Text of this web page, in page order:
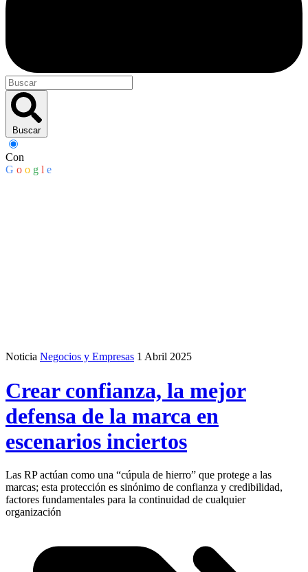
Buscar
Con
G o o g l e
Noticia Negocios y Empresas 1 Abril 2025
Crear confianza, la mejor
defensa de la marca en
escenarios inciertos
Las RP actúan como una “cúpula de hierro” que protege a las
marcas; esta protección es sinónimo de confianza y credibilidad,
factores fundamentales para la continuidad de cualquier
organización